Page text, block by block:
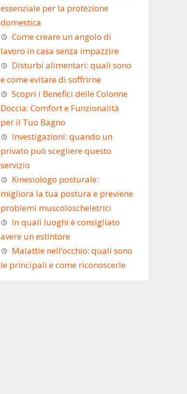
essenziale per la protezione
domestica
Come creare un angolo di
lavoro in casa senza impazzire
Disturbi alimentari: quali sono
e come evitare di soffrirne
Scopri i Benefici delle Colonne
Doccia: Comfort e Funzionalità
per il Tuo Bagno
Investigazioni: quando un
privato può scegliere questo
servizio
Kinesiologo posturale:
migliora la tua postura e previene
problemi muscoloscheletrici
In quali luoghi è consigliato
avere un estintore
Malattie nell’occhio: quali sono
le principali e come riconoscerle